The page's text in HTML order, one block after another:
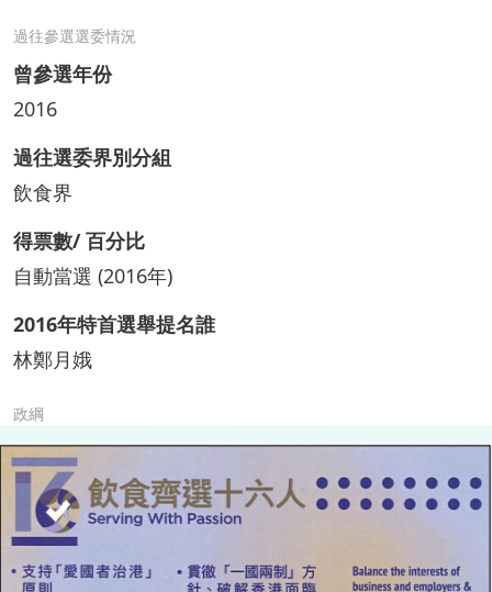
過往參選選委情況
曾參選年份
2016
過往選委界別分組
飲食界
得票數/ 百分比
自動當選 (2016年)
2016年特首選舉提名誰
林鄭月娥
政綱